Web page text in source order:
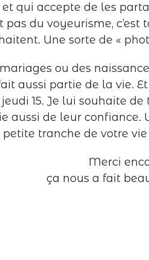
qui accepte de les
du voyeurisme,
Une sorte de «
ou des
aussi partie de la vie.
15. Je lui souhaite
aussi de leur confiance.
tranche de votre vie
Merci
ça nous a fait